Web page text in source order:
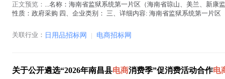
正文预览： ...名称：海南省监狱系统第一片区（海南省琼山、美兰、新康
性质：政府采购 四、企业类别： 三、详细内容: 海南省监狱系统第一片
关联行业： 日用品招标网 | 电商招标网
关于公开遴选“2026年南昌县电商消费季”促消费活动合作电